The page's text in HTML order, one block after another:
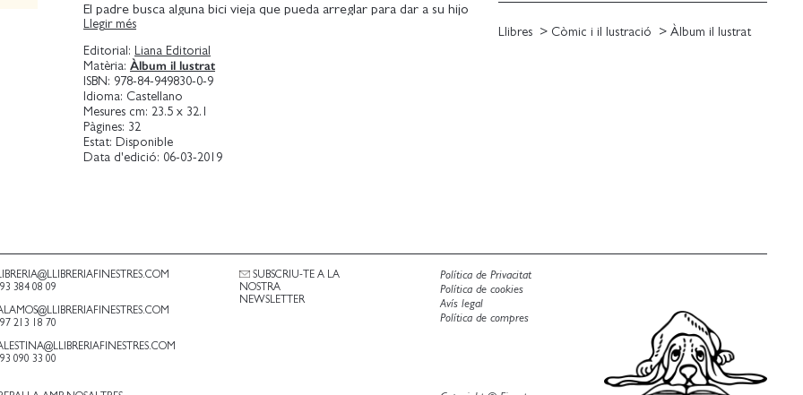
El padre busca alguna bici vieja que pueda arreglar para dar a su hijo
una sorpresa.
En 16 estrofas en octava real, Matteo Pelliti rinde homenaje a los
deseos sencillos con un relato épico lleno de ritmo y de emoción.
Hay tecnologías perfectas e imperecederas como la bici o el libro,
inmejorables a menos que no las dibuje Riccardo Guasco.
Llegir més
Editorial: Liana Editorial
Matèria:Àlbum il lustrat
ISBN: 978-84-949830-0-9
Idioma: Castellano
Mesures cm: 23.5 x 32.1
Pàgines: 32
Estat: Disponible
Data d'edició: 06-03-2019
Llibres Còmic i il lustració Àlbum il lustrat
384 08 09
213 18 70
090 33 00
SUBSCRIU-TE A LA
NOSTRA
NEWSLETTER
Política de Privacitat
Política de cookies
Avís legal
Política de compres